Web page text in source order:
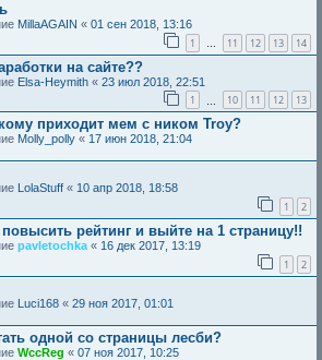
MillaAGAIN « 01 сен 2018, 13:16
1 … 11 12 13 14
на сайте??
Elsa-Heymith « 23 июл 2018, 22:51
1 10 11 12 13
приходит мем с ником Troy?
Molly_polly « 17 июн 2018, 21:04
LolaStuff « 10 апр 2018, 18:58
1 2
рейтинг и выйте на 1 страницу!!
pavletochka « 16 дек 2017, 13:19
1 2
Luci168 « 29 ноя 2017, 01:01
одной со страницы лесби?
WccReg « 07 ноя 2017, 10:25